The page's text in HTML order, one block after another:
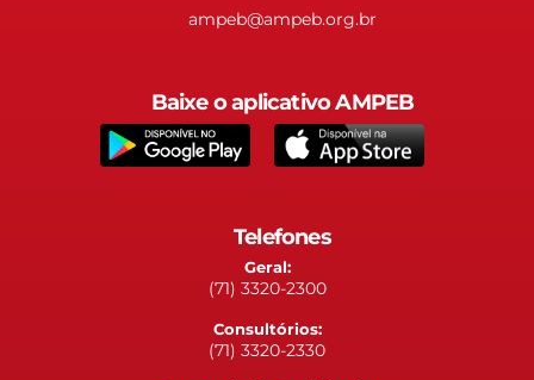
ampeb@ampeb.org.br
Baixe o aplicativo AMPEB
Telefones
Geral:
(71) 3320-2300
Consultórios:
(71) 3320-2330